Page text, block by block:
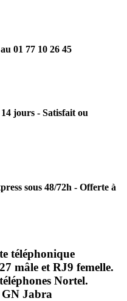
01 77 10 26 45
jours - Satisfait ou
sous 48/72h - Offerte à
téléphonique
mâle et RJ9 femelle.
Nortel.
GN Jabra